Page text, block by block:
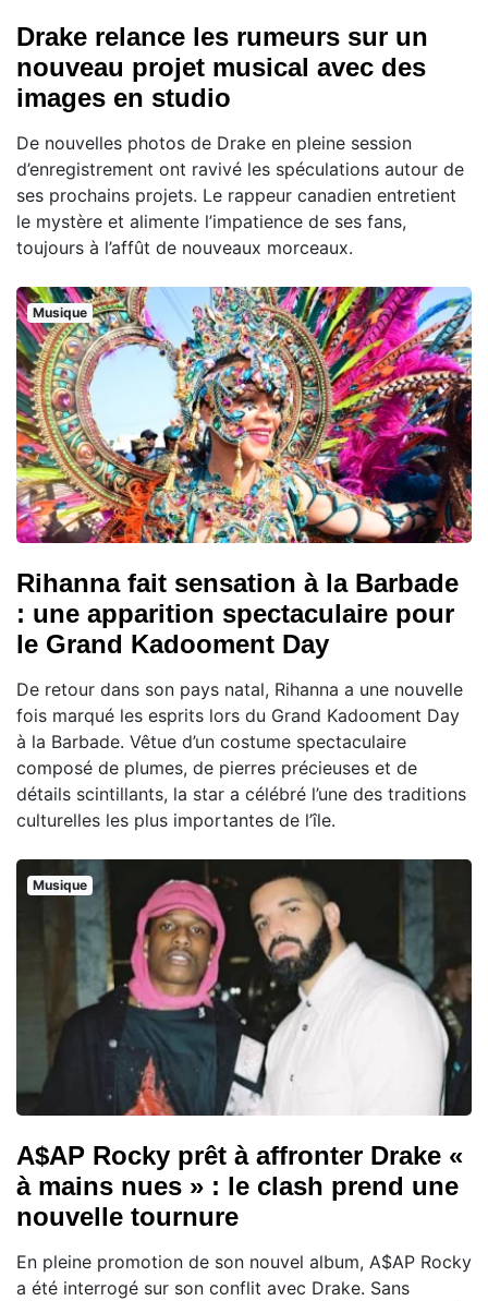
Drake relance les rumeurs sur un
nouveau projet musical avec des
images en studio
De nouvelles photos de Drake en pleine session
d’enregistrement ont ravivé les spéculations autour de
ses prochains projets. Le rappeur canadien entretient
le mystère et alimente l’impatience de ses fans,
toujours à l’affût de nouveaux morceaux.
Musique
Rihanna fait sensation à la Barbade
: une apparition spectaculaire pour
le Grand Kadooment Day
De retour dans son pays natal, Rihanna a une nouvelle
fois marqué les esprits lors du Grand Kadooment Day
à la Barbade. Vêtue d’un costume spectaculaire
composé de plumes, de pierres précieuses et de
détails scintillants, la star a célébré l’une des traditions
culturelles les plus importantes de l’île.
Musique
A$AP Rocky prêt à affronter Drake «
à mains nues » : le clash prend une
nouvelle tournure
En pleine promotion de son nouvel album, A$AP Rocky
a été interrogé sur son conflit avec Drake. Sans